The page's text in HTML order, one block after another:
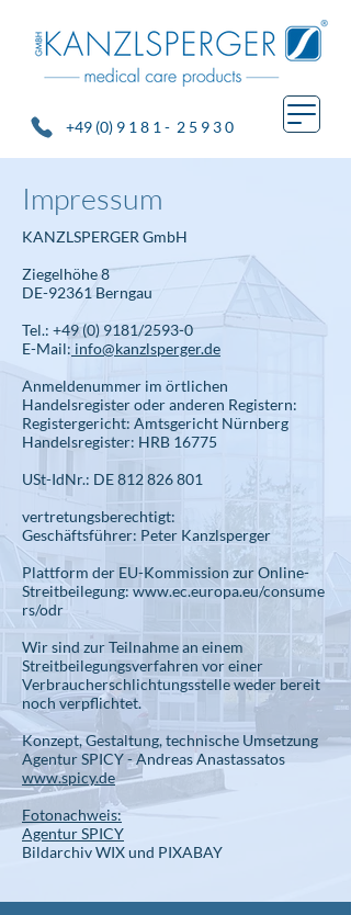
+49 (0) 9 1 8 1 - 2 5 9 3 0
Impressum
KANZLSPERGER GmbH
Ziegelhöhe 8
DE-92361 Berngau
Tel.: +49 (0) 9181/2593-0
E-Mail: info@kanzlsperger.de
Anmeldenummer im örtlichen
Handelsregister oder anderen Registern:
Registergericht: Amtsgericht Nürnberg
Handelsregister: HRB 16775
USt-IdNr.: DE 812 826 801
vertretungsberechtigt:
Geschäftsführer: Peter Kanzlsperger
Plattform der EU-Kommission zur Online-
Streitbeilegung: www.ec.europa.eu/consume
rs/odr
Wir sind zur Teilnahme an einem
Streitbeilegungsverfahren vor einer
Verbraucherschlichtungsstelle weder bereit
noch verpflichtet.
Konzept, Gestaltung, technische Umsetzung
Agentur SPICY - Andreas Anastassatos
www.spicy.de
Fotonachweis:
Agentur SPICY
Bildarchiv WIX und PIXABAY